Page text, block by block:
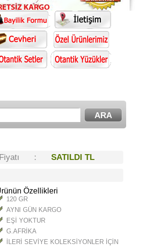
Fiyatı : SATILDI TL
Özellikleri
120 GR
AYNI GÜN KARGO
EŞİ YOKTUR
G.AFRİKA
İLERİ SEVİYE KOLEKSİYONLER İÇİN